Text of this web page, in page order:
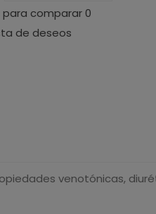
para comparar0
de deseos
venotónicas,